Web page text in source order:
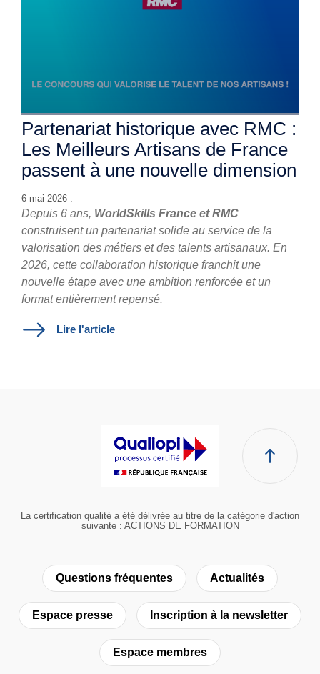
Partenariat historique avec RMC :
Les Meilleurs Artisans de France
passent à une nouvelle dimension
6 mai 2026 .
Depuis 6 ans, WorldSkills France et RMC
construisent un partenariat solide au service de la
valorisation des métiers et des talents artisanaux. En
2026, cette collaboration historique franchit une
nouvelle étape avec une ambition renforcée et un
format entièrement repensé.
Lire l'article
La certification qualité a été délivrée au titre de la catégorie d'action
suivante : ACTIONS DE FORMATION
Questions fréquentes Actualités
Espace presse Inscription à la newsletter
Espace membres